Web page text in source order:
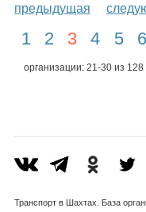
предыдущая
1 2 3 4 5 6
организации: 21-30 из 128
Транспорт в Шахтах. База